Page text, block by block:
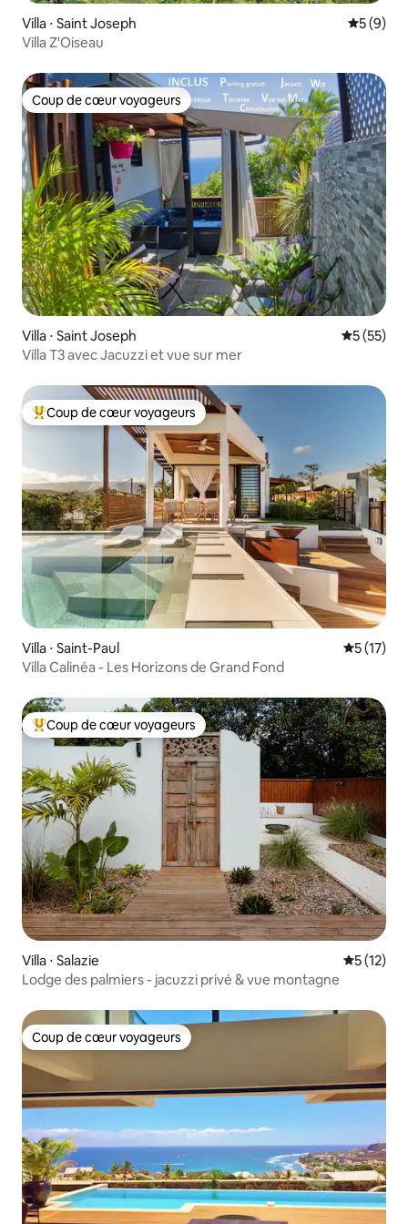
Villa ⋅ Saint Joseph
5 (9)
Villa Z'Oiseau
Coup de cœur voyageurs
Coup de cœur voyageurs
Villa ⋅ Saint Joseph
5 (55)
Villa T3 avec Jacuzzi et vue sur mer
Coups de cœur voyageurs les plus appréciés
Coup de cœur voyageurs
Villa ⋅ Saint-Paul
5 (17)
Villa Calinéa - Les Horizons de Grand Fond
Coups de cœur voyageurs les plus appréciés
Coup de cœur voyageurs
Villa ⋅ Salazie
5 (12)
Lodge des palmiers - jacuzzi privé & vue montagne
Coup de cœur voyageurs
Coup de cœur voyageurs